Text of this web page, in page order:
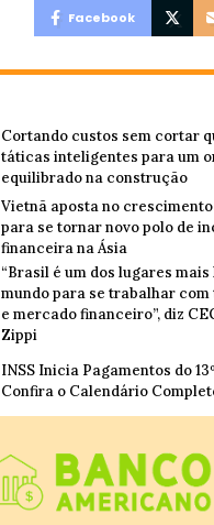
Facebook
Cortando custos sem cortar
táticas inteligentes para um
equilibrado na construção
Vietnã aposta no
para se tornar novo polo de
financeira na Ásia
“Brasil é um dos lugares
mundo para se trabalhar
e mercado financeiro”, diz
Zippi
INSS Inicia Pagamentos do
Confira o Calendário